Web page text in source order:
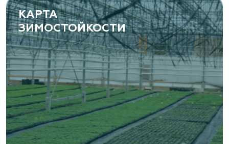
«ВЕНЕВ» питомник растений
Тульская область, Венёвский р-н, село
Борщевое, улица Лесная, д. 13
8 963 224 87 99
https://www.venev1.ru/
«ВЕНЕВ» питомник растений
КАРТА
ЗИМОСТОЙКОСТИ